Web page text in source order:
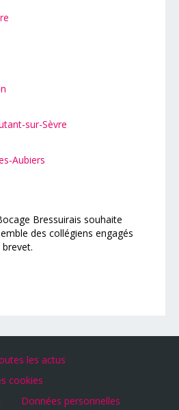
sur-Sèvre
Aubiers
Bressuirais souhaite
des collégiens engagés
les actus
cookies
Données personnelles